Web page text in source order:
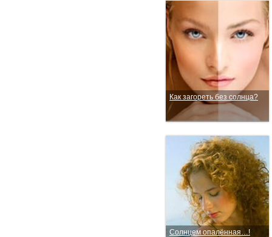
Как загореть без солнца?
Солнцем опалённая…!